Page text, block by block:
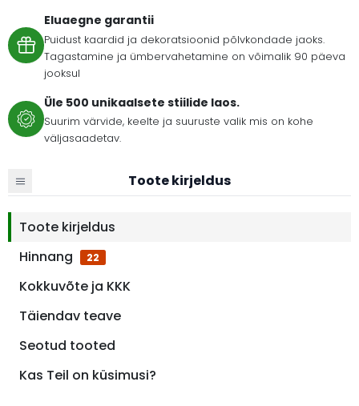
Eluaegne garantii
Puidust kaardid ja dekoratsioonid põlvkondade jaoks.
Tagastamine ja ümbervahetamine on võimalik 90 päeva
jooksul
Üle 500 unikaalsete stiilide laos.
Suurim värvide, keelte ja suuruste valik mis on kohe
väljasaadetav.
Toote kirjeldus
Toote kirjeldus
Hinnang
22
Kokkuvõte ja KKK
Täiendav teave
Seotud tooted
Kas Teil on küsimusi?